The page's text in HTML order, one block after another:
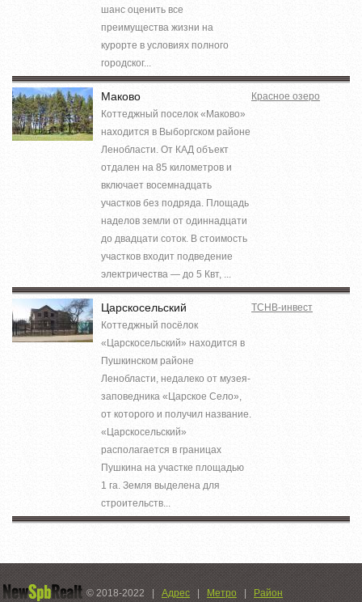
шанс оценить все
преимущества жизни на
курорте в условиях полного
городског...
Маково
Коттеджный поселок «Маково»
находится в Выборгском районе
Ленобласти. От КАД объект
отдален на 85 километров и
включает восемнадцать
участков без подряда. Площадь
наделов земли от одиннадцати
до двадцати соток. В стоимость
участков входит подведение
электричества — до 5 Квт, ...
Красное озеро
Царскосельский
Коттеджный посёлок
«Царскосельский» находится в
Пушкинском районе
Ленобласти, недалеко от музея-
заповедника «Царское Село»,
от которого и получил название.
«Царскосельский»
располагается в границах
Пушкина на участке площадью
1 га. Земля выделена для
строительств...
ТСНВ-инвест
© 2018-2022 | Адрес | Метро | Район